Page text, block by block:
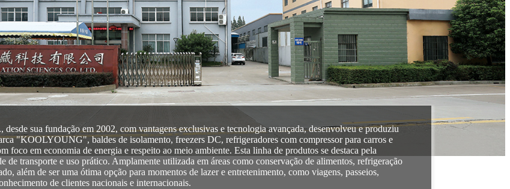
sua fundação em 2002, com vantagens exclusivas e tecnologia avançada, desenvolveu e produziu
"KOOLYOUNG", baldes de isolamento, freezers DC, refrigeradores com compressor para carros e
foco em economia de energia e respeito ao meio ambiente. Esta linha de produtos se destaca pela
transporte e uso prático. Amplamente utilizada em áreas como conservação de alimentos, refrigeração
além de ser uma ótima opção para momentos de lazer e entretenimento, como viagens, passeios,
de clientes nacionais e internacionais.